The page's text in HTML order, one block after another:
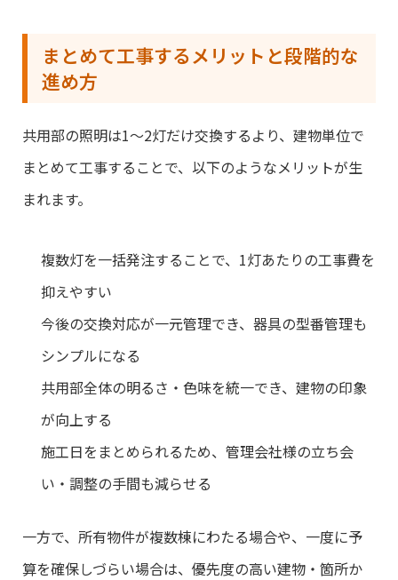
まとめて工事するメリットと段階的な
進め方
共用部の照明は1〜2灯だけ交換するより、建物単位で
まとめて工事することで、以下のようなメリットが生
まれます。
複数灯を一括発注することで、1灯あたりの工事費を
抑えやすい
今後の交換対応が一元管理でき、器具の型番管理も
シンプルになる
共用部全体の明るさ・色味を統一でき、建物の印象
が向上する
施工日をまとめられるため、管理会社様の立ち会
い・調整の手間も減らせる
一方で、所有物件が複数棟にわたる場合や、一度に予
算を確保しづらい場合は、優先度の高い建物・箇所か